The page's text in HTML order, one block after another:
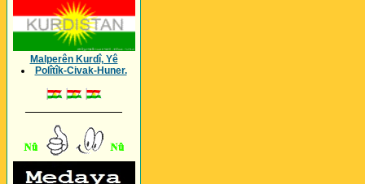
Malperên Kurdî, Yê
Polîtîk-Civak-Huner.